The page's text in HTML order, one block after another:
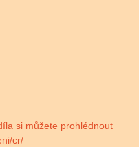
si můžete prohlédnout
cr/